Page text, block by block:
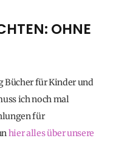
OHNE
Bücher für Kinder und
ich noch mal
für
hier alles über unsere